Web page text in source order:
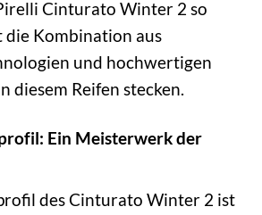
Cinturato Winter 2 so
die Kombination aus
und hochwertigen
diesem Reifen stecken.
Ein Meisterwerk der
des Cinturato Winter 2 ist